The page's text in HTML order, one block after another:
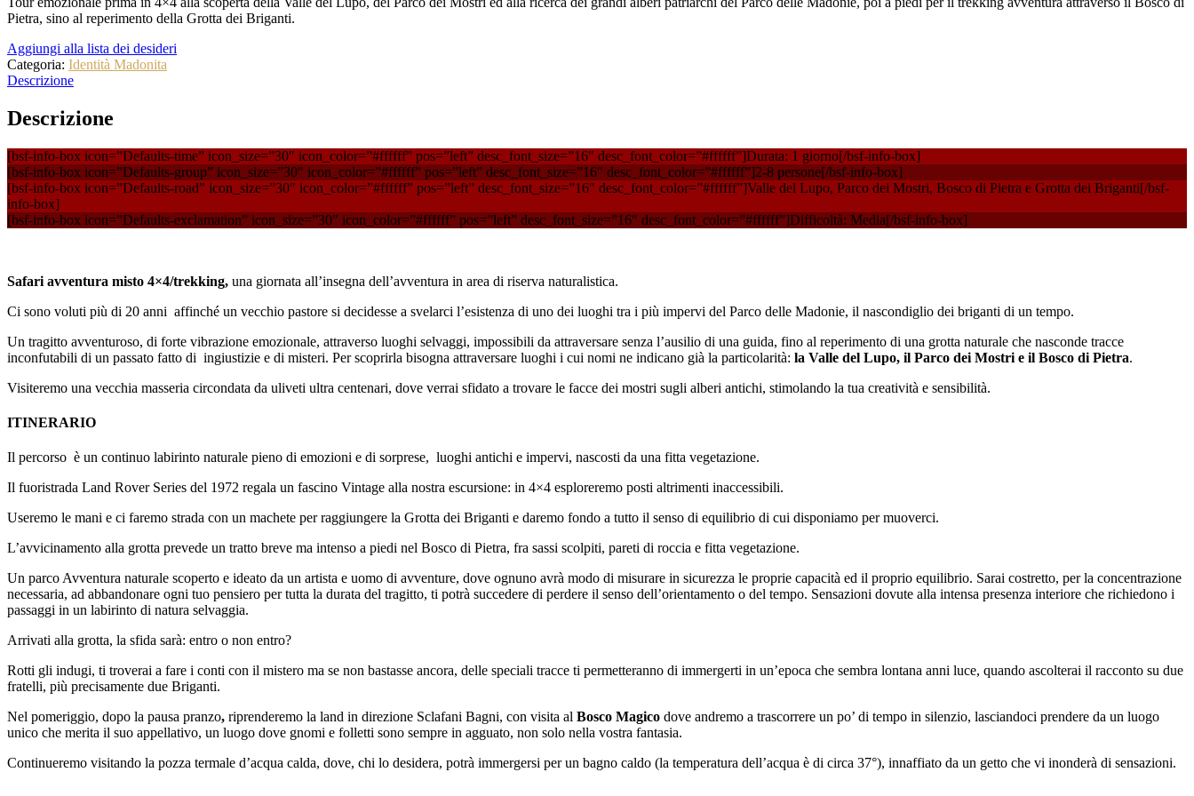
Pietra, sino al reperimento della Grotta dei Briganti.
Aggiungi alla lista dei desideri
Categoria: Identità Madonita
Descrizione
Descrizione
[bsf-info-box icon=”Defaults-time” icon_size=”30″ icon_color=”#ffffff” pos=”left” desc_font_size=”16″ desc_font_color=”#ffffff”]Durata: 1 giorno[/bsf-info-box]
[bsf-info-box icon=”Defaults-group” icon_size=”30″ icon_color=”#ffffff” pos=”left” desc_font_size=”16″ desc_font_color=”#ffffff”]2-8 persone[/bsf-info-box]
[bsf-info-box icon=”Defaults-road” icon_size=”30″ icon_color=”#ffffff” pos=”left” desc_font_size=”16″ desc_font_color=”#ffffff”]Valle del Lupo, Parco dei Mostri, Bosco di Pietra e Grotta dei Briganti[/bsf-
info-box]
[bsf-info-box icon=”Defaults-exclamation” icon_size=”30″ icon_color=”#ffffff” pos=”left” desc_font_size=”16″ desc_font_color=”#ffffff”]Difficoltà: Media[/bsf-info-box]
Safari avventura misto 4×4/trekking, una giornata all’insegna dell’avventura in area di riserva naturalistica.
Ci sono voluti più di 20 anni affinché un vecchio pastore si decidesse a svelarci l’esistenza di uno dei luoghi tra i più impervi del Parco delle Madonie, il nascondiglio dei briganti di un tempo.
Un tragitto avventuroso, di forte vibrazione emozionale, attraverso luoghi selvaggi, impossibili da attraversare senza l’ausilio di una guida, fino al reperimento di una grotta naturale che nasconde tracce
inconfutabili di un passato fatto di ingiustizie e di misteri. Per scoprirla bisogna attraversare luoghi i cui nomi ne indicano già la particolarità: la Valle del Lupo, il Parco dei Mostri e il Bosco di Pietra.
Visiteremo una vecchia masseria circondata da uliveti ultra centenari, dove verrai sfidato a trovare le facce dei mostri sugli alberi antichi, stimolando la tua creatività e sensibilità.
ITINERARIO
Il percorso è un continuo labirinto naturale pieno di emozioni e di sorprese, luoghi antichi e impervi, nascosti da una fitta vegetazione.
Il fuoristrada Land Rover Series del 1972 regala un fascino Vintage alla nostra escursione: in 4×4 esploreremo posti altrimenti inaccessibili.
Useremo le mani e ci faremo strada con un machete per raggiungere la Grotta dei Briganti e daremo fondo a tutto il senso di equilibrio di cui disponiamo per muoverci.
L’avvicinamento alla grotta prevede un tratto breve ma intenso a piedi nel Bosco di Pietra, fra sassi scolpiti, pareti di roccia e fitta vegetazione.
Un parco Avventura naturale scoperto e ideato da un artista e uomo di avventure, dove ognuno avrà modo di misurare in sicurezza le proprie capacità ed il proprio equilibrio. Sarai costretto, per la concentrazione
necessaria, ad abbandonare ogni tuo pensiero per tutta la durata del tragitto, ti potrà succedere di perdere il senso dell’orientamento o del tempo. Sensazioni dovute alla intensa presenza interiore che richiedono i
passaggi in un labirinto di natura selvaggia.
Arrivati alla grotta, la sfida sarà: entro o non entro?
Rotti gli indugi, ti troverai a fare i conti con il mistero ma se non bastasse ancora, delle speciali tracce ti permetteranno di immergerti in un’epoca che sembra lontana anni luce, quando ascolterai il racconto su due
fratelli, più precisamente due Briganti.
Nel pomeriggio, dopo la pausa pranzo, riprenderemo la land in direzione Sclafani Bagni, con visita al Bosco Magico dove andremo a trascorrere un po’ di tempo in silenzio, lasciandoci prendere da un luogo
unico che merita il suo appellativo, un luogo dove gnomi e folletti sono sempre in agguato, non solo nella vostra fantasia.
Continueremo visitando la pozza termale d’acqua calda, dove, chi lo desidera, potrà immergersi per un bagno caldo (la temperatura dell’acqua è di circa 37°), innaffiato da un getto che vi inonderà di sensazioni.